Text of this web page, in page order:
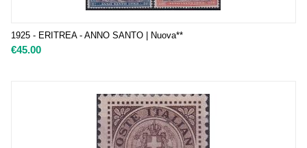
1925 - ERITREA - ANNO SANTO | Nuova**
€45.00